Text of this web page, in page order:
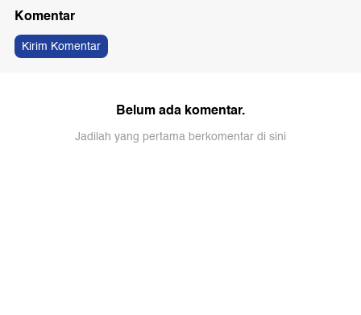
Komentar
Kirim Komentar
Belum ada komentar.
Jadilah yang pertama berkomentar di sini